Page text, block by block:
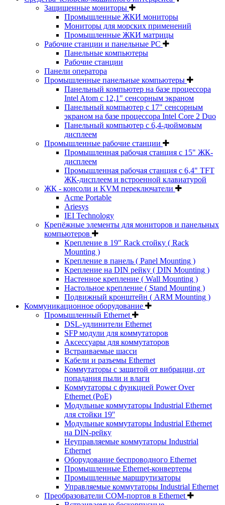
Защищенные мониторы
Промышленные ЖКИ мониторы
Мониторы для морских применений
Промышленные ЖКИ матрицы
Рабочие станции и панельные РС
Панельные компьютеры
Рабочие станции
Панели оператора
Промышленные панельные компьютеры
Панельный компьютер на базе процессора
Intel Atom с 12,1" сенсорным экраном
Панельный компьютер с 17" сенсорным
экраном на базе процессора Intel Core 2 Duo
Панельный компьютер с 6,4-дюймовым
дисплеем
Промышленные рабочие станции
Промышленная рабочая станция с 15" ЖК-
дисплеем
Промышленная рабочая станция с 6,4" TFT
ЖК-дисплеем и встроенной клавиатурой
ЖК - консоли и KVM переключатели
Acme Portable
Ariesys
IEI Technology
Крепёжные элементы для мониторов и панельных
компьютеров
Крепление в 19" Rack стойку ( Rack
Mounting )
Крепление в панель ( Panel Mounting )
Крепление на DIN рейку ( DIN Mounting )
Настенное крепление ( Wall Mounting )
Настольное крепление ( Stand Mounting )
Подвижный кронштейн ( ARM Mounting )
Коммуникационное оборудование
Промышленный Ethernet
DSL-удлинители Ethernet
SFP модули для коммутаторов
Аксессуары для коммутаторов
Встраиваемые шасси
Кабели и разъемы Ethernet
Коммутаторы с защитой от вибрации, от
попадания пыли и влаги
Коммутаторы с функцией Power Over
Ethernet (PoE)
Модульные коммутаторы Industrial Ethernet
для стойки 19''
Модульные коммутаторы Industrial Ethernet
на DIN-рейку
Неуправляемые коммутаторы Industrial
Ethernet
Оборудование беспроводного Ethernet
Промышленные Ethernet-конвертеры
Промышленные маршрутизаторы
Управляемые коммутаторы Industrial Ethernet
Преобразователи COM-портов в Ethernet